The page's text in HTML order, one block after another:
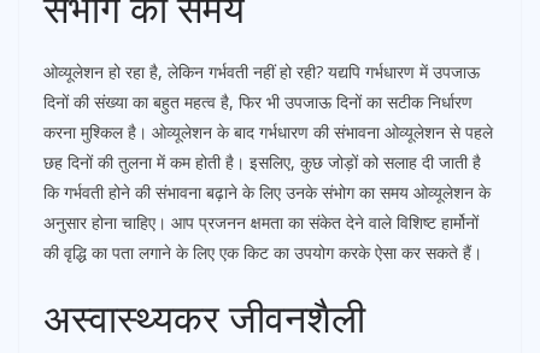
ओव्यूलेशन हो रहा है, लेकिन गर्भवती नहीं हो रही? यद्यपि गर्भधारण में उपजाऊ
दिनों की संख्या का बहुत महत्व है, फिर भी उपजाऊ दिनों का सटीक निर्धारण
करना मुश्किल है। ओव्यूलेशन के बाद गर्भधारण की संभावना ओव्यूलेशन से पहले
छह दिनों की तुलना में कम होती है। इसलिए, कुछ जोड़ों को सलाह दी जाती है
कि गर्भवती होने की संभावना बढ़ाने के लिए उनके संभोग का समय ओव्यूलेशन के
अनुसार होना चाहिए। आप प्रजनन क्षमता का संकेत देने वाले विशिष्ट हार्मोनों
की वृद्धि का पता लगाने के लिए एक किट का उपयोग करके ऐसा कर सकते हैं।
अस्वास्थ्यकर जीवनशैली